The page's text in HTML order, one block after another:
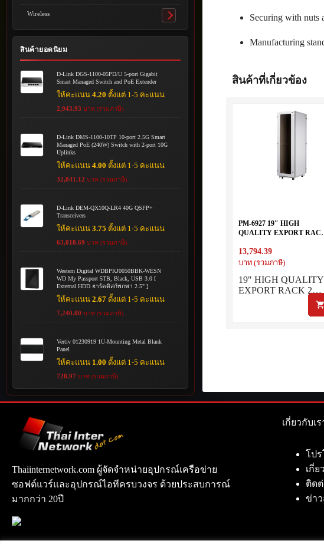
Securing with nuts
Manufacturing
สินค้าที่เกี่ยวข้อง
PM-6927 19″ HIGH
QUALITY EXPORT
13,794.39
บาท (รวมภาษี)
19″ HIGH QUALITY
EXPORT RACK 2…
Wireless
Toggle
submenu
สินค้ายอดนิยม
D-Link DGS-1100-05PD/U 5-port Gigabit
Smart Managed Switch and PoE Extender
ให้คะแนน4.20 ตั้งแต่ 1-5 คะแนน
2,943.93 บาท (รวมภาษี)
D-Link DMS-1100-10TP 10-port 2.5G Smart
Managed PoE (240W) Switch with 2-port 10G
Uplinks
ให้คะแนน4.00 ตั้งแต่ 1-5 คะแนน
32,841.12 บาท (รวมภาษี)
D-Link DEM-QX10Q-LR4 40G QSFP+
Transceivers
ให้คะแนน3.75 ตั้งแต่ 1-5 คะแนน
63,018.69 บาท (รวมภาษี)
Western Digital WDBPKJ0050BBK-WESN
WD My Passport 5TB, Black, USB 3.0 [
External HDD ฮาร์ดดิสก์พกพา 2.5" ]
ให้คะแนน2.67 ตั้งแต่ 1-5 คะแนน
7,240.00 บาท (รวมภาษี)
Vertiv 01230919 1U-Mounting Metal Blank
Panel
ให้คะแนน 1.00 ตั้งแต่ 1-5 คะแนน
728.97 บาท (รวมภาษี)
Thaiinternetwork.com ผู้จัดจำหน่ายอุปกรณ์เครือข่าย
ซอฟต์แวร์และอุปกรณ์ไอทีครบวงจร ด้วยประสบการณ์
มากกว่า 20ปี
เกี่ยวกับเร
โป
เกี่ย
ติดต่
ข่า